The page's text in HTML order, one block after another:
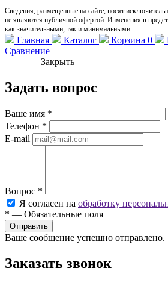
Сведения, размещенные на сайте, носят
не являются публичной офертой. Изменения в
как значительными, так и минимальными.
Главная Каталог Корзина 0
Сравнение
Закрыть
Задать вопрос
Ваше имя *
Телефон *
E-mail
Вопрос *
Я согласен на обработку
* — Обязательные поля
Ваше сообщение успешно отправлено.
Заказать звонок